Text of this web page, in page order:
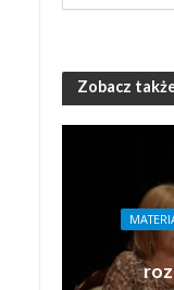
Zobacz